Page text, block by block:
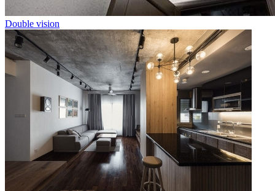
Double vision